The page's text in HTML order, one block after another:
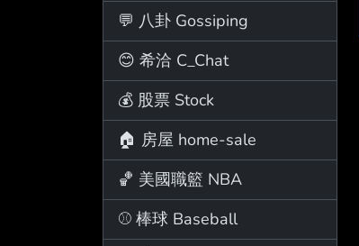
💬 八卦 Gossiping
😊 希洽 C_Chat
💰 股票 Stock
🏠 房屋 home-sale
🏀 美國職籃 NBA
⚾ 棒球 Baseball